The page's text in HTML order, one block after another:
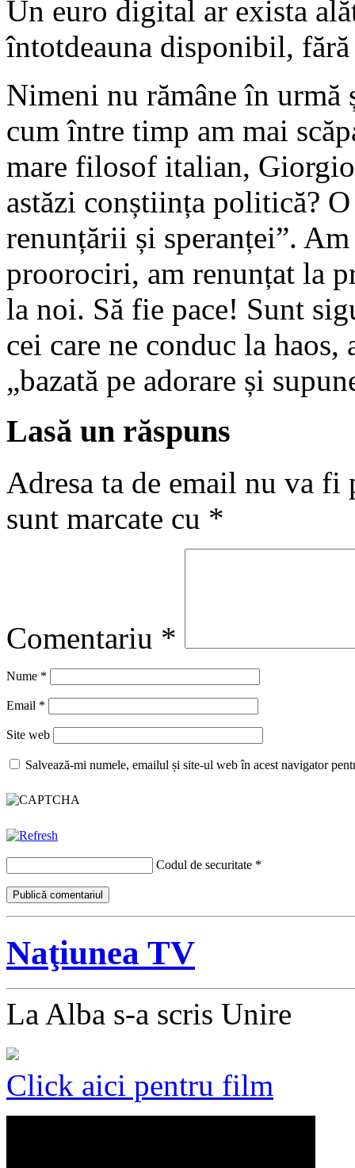
Un euro digital ar exista
întotdeauna disponibil,
Nimeni nu rămâne în urmă
cum între timp am mai
mare filosof italian,
astăzi conștiința politică?
renunțării și speranței”.
proorociri, am renunțat la
la noi. Să fie pace! Sunt
cei care ne conduc la haos,
„bazată pe adorare și
Lasă un răspuns
Adresa ta de email nu va fi
sunt marcate cu *
Comentariu *
Nume *
Email *
Site web
Salvează-mi numele, emailul și site-ul web în acest navigator
Codul de securitate *
Naţiunea TV
La Alba s-a scris Unire
Click aici pentru film